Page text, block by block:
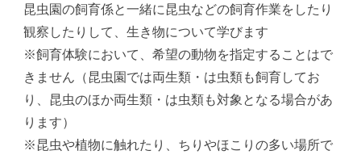
昆虫園の飼育係と一緒に昆虫などの飼育作業をしたり
観察したりして、生き物について学びます
※飼育体験において、希望の動物を指定することはで
きません（昆虫園では両生類・は虫類も飼育してお
り、昆虫のほか両生類・は虫類も対象となる場合があ
ります）
※昆虫や植物に触れたり、ちりやほこりの多い場所で